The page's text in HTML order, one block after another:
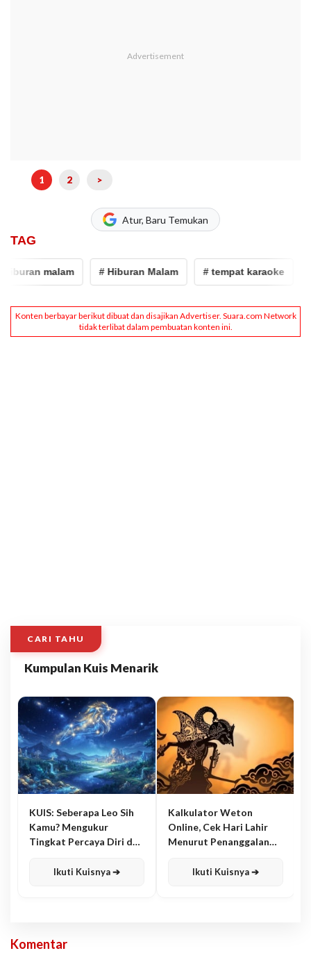
1 2 >
Atur, Baru Temukan
TAG
malam # Hiburan Malam # tempat karaoke
CARI TAHU
Kumpulan Kuis Menarik
KUIS: Seberapa Leo Sih
Kamu? Mengukur
Tingkat Percaya Diri dan
Ikuti Kuisnya ➔
Kalkulator Weton
Online, Cek Hari Lahir
Menurut Penanggalan
Ikuti Kuisnya ➔
Komentar